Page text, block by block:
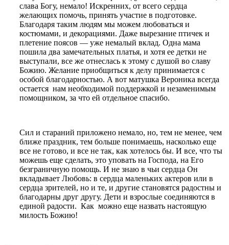
слава Богу, немало! Искренних, от всего сердца
желающих помочь, принять участие в подготовке.
Благодаря таким людям мы можем любоваться и
костюмами, и декорациями. Даже вырезание птичек и
плетение поясов — уже немалый вклад. Одна мама
пошила два замечательных платья, и хотя ее детки не
выступали, все же отнеслась к этому с душой во славу
Божию. Желание приобщиться к делу принимается с
особой благодарностью. А вот матушка Вероника всегда
остается нам необходимой поддержкой и незаменимым
помощником, за что ей отдельное спасибо.
Сил и стараний приложено немало, но, тем не менее, чем
ближе праздник, тем больше понимаешь, насколько еще
все не готово, и все не так, как хотелось бы. И все, что ты
можешь еще сделать, это уповать на Господа, на Его
безграничную помощь. И не знаю в чьи сердца Он
вкладывает Любовь: в сердца маленьких актеров или в
сердца зрителей, но и те, и другие становятся радостны и
благодарны друг другу. Дети и взрослые соединяются в
единой радости. Как можно еще назвать настоящую
милость Божию!